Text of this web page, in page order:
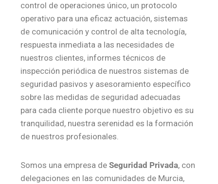
control de operaciones único, un protocolo
operativo para una eficaz actuación, sistemas
de comunicación y control de alta tecnología,
respuesta inmediata a las necesidades de
nuestros clientes, informes técnicos de
inspección periódica de nuestros sistemas de
seguridad pasivos y asesoramiento específico
sobre las medidas de seguridad adecuadas
para cada cliente porque nuestro objetivo es su
tranquilidad, nuestra serenidad es la formación
de nuestros profesionales.
Somos una empresa de Seguridad Privada, con
delegaciones en las comunidades de Murcia,